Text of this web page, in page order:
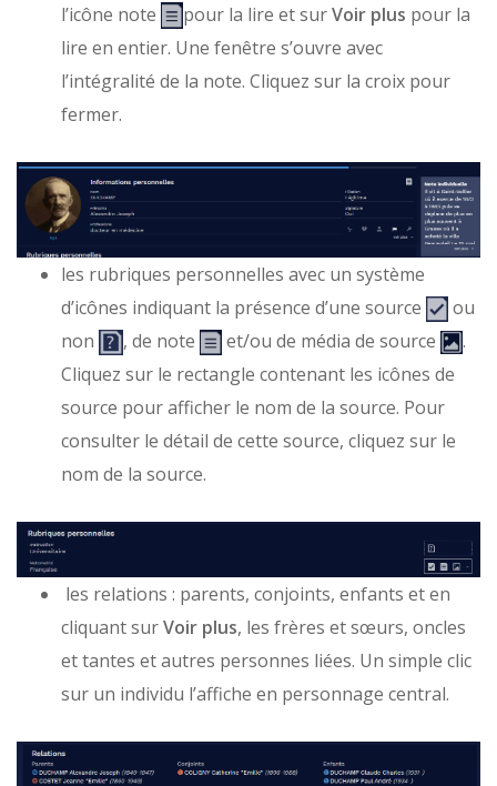
l’icône note
pour la lire et surVoir plus pour la
lire en entier. Une fenêtre s’ouvre avec
l’intégralité de la note. Cliquez sur la croix pour
fermer.
les rubriques personnelles avec un système
d’icônes indiquant la présence d’une source
ou
non
, de note et/ou de média de source
.
Cliquez sur le rectangle contenant les icônes de
source pour afficher le nom de la source. Pour
consulter le détail de cette source, cliquez sur le
nom de la source.
les relations : parents, conjoints, enfants et en
cliquant surVoir plus, les frères et sœurs, oncles
et tantes et autres personnes liées. Un simple clic
sur un individu l’affiche en personnage central.